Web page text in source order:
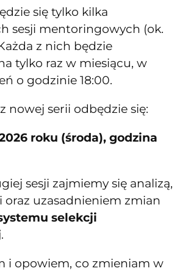
się tylko kilka
sesji mentoringowych (ok.
z nich będzie
tylko raz w miesiącu, w
o godzinie 18:00.
nowej serii odbędzie się:
roku (środa), godzina
sesji zajmiemy się analizą,
uzasadnieniem zmian
selekcji
.
i opowiem, co zmieniam w